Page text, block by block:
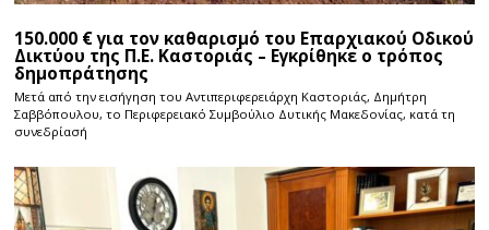
150.000 € για τον καθαρισμό του Επαρχιακού Οδικού
Δικτύου της Π.Ε. Καστοριάς – Εγκρίθηκε ο τρόπος
δημοπράτησης
Μετά από την εισήγηση του Αντιπεριφερειάρχη Καστοριάς, Δημήτρη
Σαββόπουλου, το Περιφερειακό Συμβούλιο Δυτικής Μακεδονίας, κατά τη
συνεδρίασή